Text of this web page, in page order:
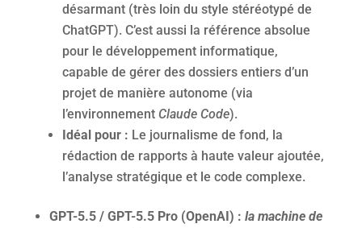
désarmant (très loin du style stéréotypé de
ChatGPT). C’est aussi la référence absolue
pour le développement informatique,
capable de gérer des dossiers entiers d’un
projet de manière autonome (via
l’environnement Claude Code).
Idéal pour : Le journalisme de fond, la
rédaction de rapports à haute valeur ajoutée,
l’analyse stratégique et le code complexe.
GPT-5.5 / GPT-5.5 Pro (OpenAI) : la machine de